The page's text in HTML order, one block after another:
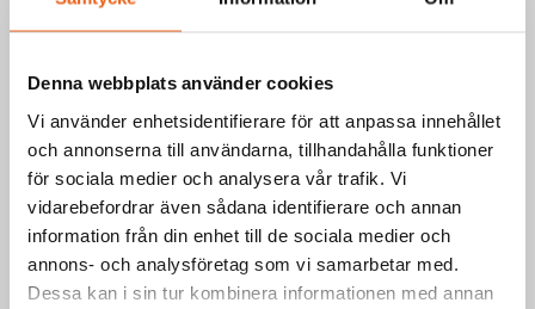
Denna webbplats använder cookies
Vi använder enhetsidentifierare för att anpassa innehållet
och annonserna till användarna, tillhandahålla funktioner
för sociala medier och analysera vår trafik. Vi
vidarebefordrar även sådana identifierare och annan
information från din enhet till de sociala medier och
annons- och analysföretag som vi samarbetar med.
Dessa kan i sin tur kombinera informationen med annan
Välj product
Teknisk information